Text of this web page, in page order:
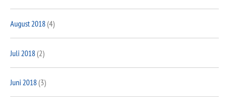
August 2018(4)
Juli 2018(2)
Juni 2018(3)